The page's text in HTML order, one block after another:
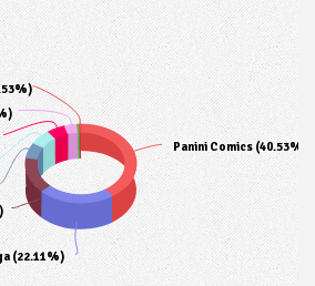
Panini Comics (40.53%)
(22.11%)